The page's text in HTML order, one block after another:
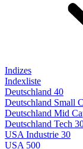
Indizes
Indexliste
Deutschland 40
Deutschland Small
Deutschland Mid
Deutschland Tech
USA Industrie 30
USA 500